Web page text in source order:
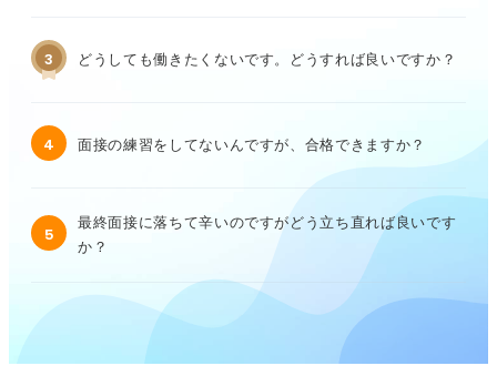
3 どうしても働きたくないです。どうすれば良いですか？
4 面接の練習をしてないんですが、合格できますか？
5
最終面接に落ちて辛いのですがどう立ち直れば良いです
か？